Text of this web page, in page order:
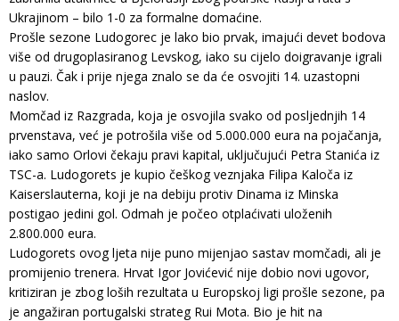
Ukrajinom – bilo 1-0 za formalne domaćine.
Prošle sezone Ludogorec je lako bio prvak, imajući devet bodova
više od drugoplasiranog Levskog, iako su cijelo doigravanje igrali
u pauzi. Čak i prije njega znalo se da će osvojiti 14. uzastopni
naslov.
Momčad iz Razgrada, koja je osvojila svako od posljednjih 14
prvenstava, već je potrošila više od 5.000.000 eura na pojačanja,
iako samo Orlovi čekaju pravi kapital, uključujući Petra Stanića iz
TSC-a. Ludogorets je kupio češkog veznjaka Filipa Kaloča iz
Kaiserslauterna, koji je na debiju protiv Dinama iz Minska
postigao jedini gol. Odmah je počeo otplaćivati uloženih
2.800.000 eura.
Ludogorets ovog ljeta nije puno mijenjao sastav momčadi, ali je
promijenio trenera. Hrvat Igor Jovićević nije dobio novi ugovor,
kritiziran je zbog loših rezultata u Europskoj ligi prošle sezone, pa
je angažiran portugalski strateg Rui Mota. Bio je hit na